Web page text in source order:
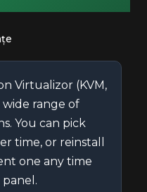
Virtualizor (KVM,
wide range of
You can pick
time, or reinstall
one any time